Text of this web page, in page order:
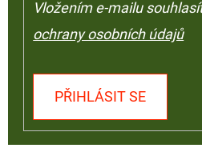
Vložením e-mailu
ochrany osobních údajů
PŘIHLÁSIT SE